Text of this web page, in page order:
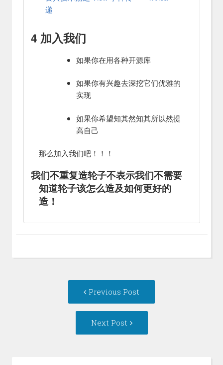
递
4 加入我们
如果你在用各种开源库
如果你有兴趣去深挖它们优雅的
实现
如果你希望知其然知其所以然提
高自己
那么加入我们吧！！！
我们不重复造轮子不表示我们不需要
知道轮子该怎么造及如何更好的
造！
Previous Post
post:
Next Post
Post: